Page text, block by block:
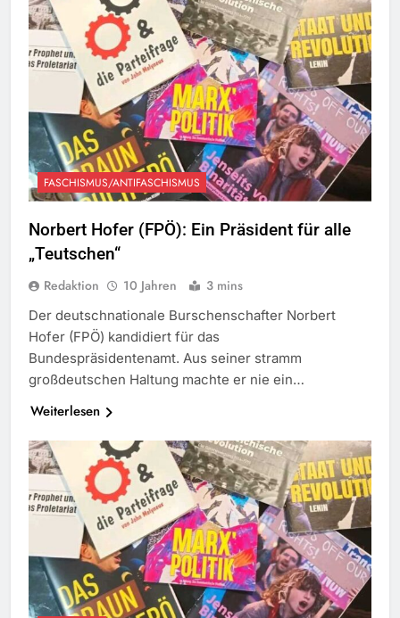
FASCHISMUS/ANTIFASCHISMUS
Norbert Hofer (FPÖ): Ein Präsident für alle
„Teutschen“
Redaktion 10 Jahren 3 mins
Der deutschnationale Burschenschafter Norbert
Hofer (FPÖ) kandidiert für das
Bundespräsidentenamt. Aus seiner stramm
großdeutschen Haltung machte er nie ein…
Weiterlesen